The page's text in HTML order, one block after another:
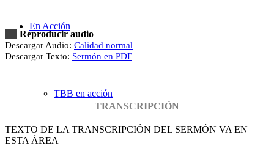
En Acción
TBB en acción
Reproducir audio
Descargar Audio: Calidad normal
Descargar Texto: Sermón en PDF
TRANSCRIPCIÓN
TEXTO DE LA TRANSCRIPCIÓN DEL SERMÓN VA EN
ESTA ÁREA